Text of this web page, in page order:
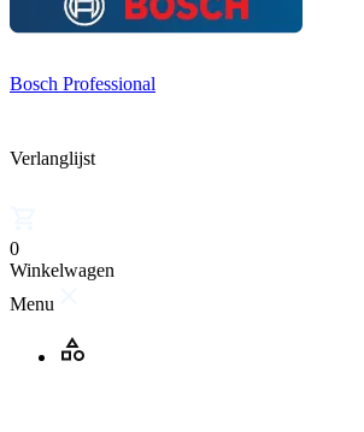
Bosch Professional
Verlanglijst
0
Winkelwagen
Menu